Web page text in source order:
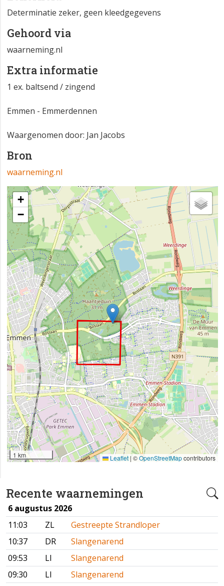
Recente waarnemingen
6 augustus 2026
11:03
ZL
Gestreepte Strandloper
10:37
DR
Slangenarend
09:53
LI
Slangenarend
09:30
LI
Slangenarend
Determinatie zeker, geen kleedgegevens
Gehoord via
waarneming.nl
Extra informatie
1 ex. baltsend / zingend
Emmen - Emmerdennen
Waargenomen door: Jan Jacobs
Bron
waarneming.nl
+
−
1 km Leaflet | ©OpenStreetMapcontributors